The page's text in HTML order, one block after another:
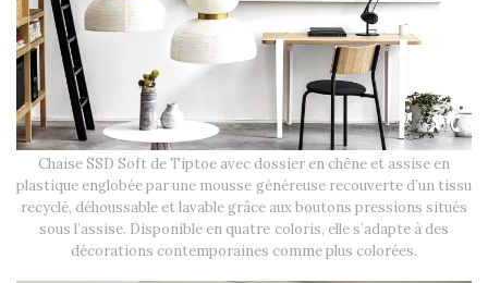
Chaise SSD Soft de Tiptoe avec dossier en chêne et assise en
plastique englobée par une mousse généreuse recouverte d’un tissu
recyclé, déhoussable et lavable grâce aux boutons pressions situés
sous l’assise. Disponible en quatre coloris, elle s’adapte à des
décorations contemporaines comme plus colorées.